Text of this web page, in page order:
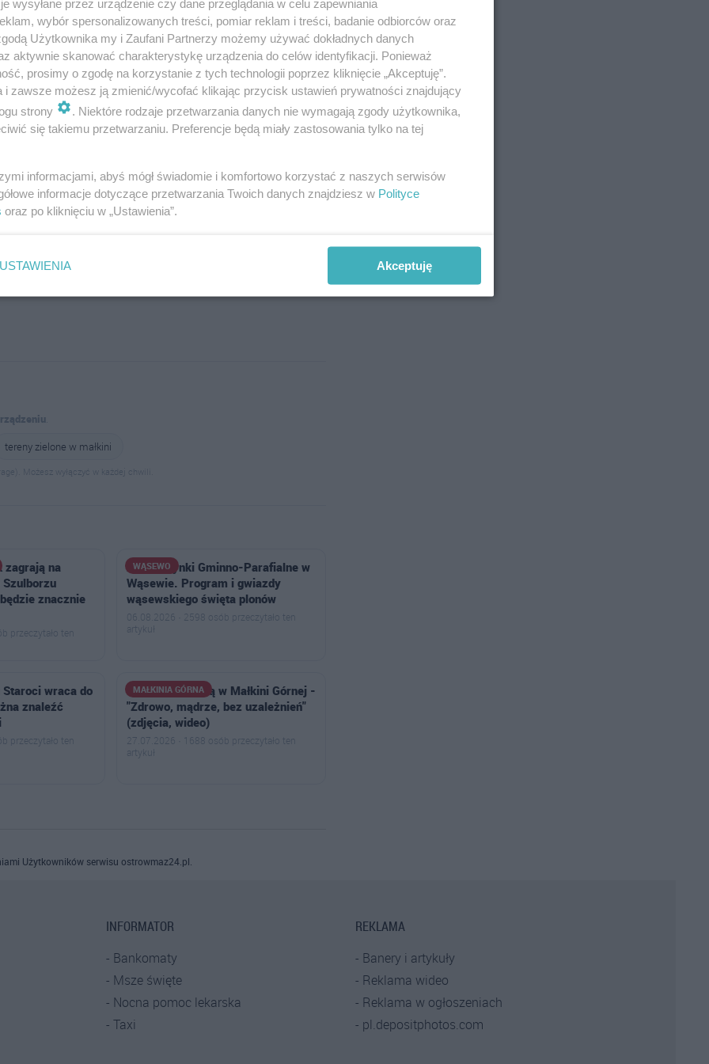
w Małkini Górnej.
.
tereny zielone w małkini
Możesz wyłączyć w każdej chwili.
zagrają na
znacznie
przeczytało ten
WĄSEWO
XVII Dożynki Gminno-Parafialne w
Wąsewie. Program i gwiazdy
wąsewskiego święta plonów
06.08.2026 · 2598 osób przeczytało ten
artykuł
Staroci wraca do
znaleźć
przeczytało ten
MAŁKINIA GÓRNA
Piknik z Książką w Małkini Górnej -
"Zdrowo, mądrze, bez uzależnień"
(zdjęcia, wideo)
27.07.2026 · 1688 osób przeczytało ten
artykuł
Użytkowników serwisu ostrowmaz24.pl.
INFORMATOR
Bankomaty
Msze święte
Nocna pomoc lekarska
Taxi
REKLAMA
Banery i artykuły
Reklama wideo
Reklama w ogłoszeniach
pl.depositphotos.com
wysyłane przez urządzenie czy dane przeglądania w celu zapewniania
wybór spersonalizowanych treści, pomiar reklam i treści, badanie odbiorców oraz
Użytkownika my i Zaufani Partnerzy możemy używać dokładnych danych
aktywnie skanować charakterystykę urządzenia do celów identyfikacji. Ponieważ
prosimy o zgodę na korzystanie z tych technologii poprzez kliknięcie „Akceptuję”.
i zawsze możesz ją zmienić/wycofać klikając przycisk ustawień prywatności znajdujący
strony
. Niektóre rodzaje przetwarzania danych nie wymagają zgody użytkownika,
się takiemu przetwarzaniu. Preferencje będą miały zastosowania tylko na tej
informacjami, abyś mógł świadomie i komfortowo korzystać z naszych serwisów
informacje dotyczące przetwarzania Twoich danych znajdziesz w Polityce
oraz po kliknięciu w „Ustawienia”.
USTAWIENIA Akceptuję